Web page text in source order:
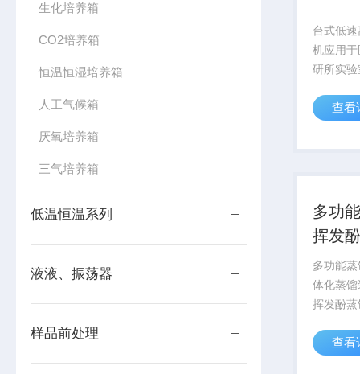
生化培养箱
CO2培养箱
恒温恒湿培养箱
人工气候箱
厌氧培养箱
三气培养箱
低温恒温系列
液液、振荡器
样品前处理
台式低
机应用
研所实
为一种
分离性
查看
多功
挥发酚
多功能
体化蒸
挥发酚
寿命长
查看